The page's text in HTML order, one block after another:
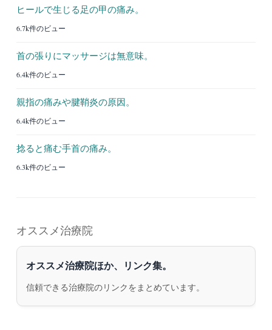
ヒールで生じる足の甲の痛み。
6.7k件のビュー
首の張りにマッサージは無意味。
6.4k件のビュー
親指の痛みや腱鞘炎の原因。
6.4k件のビュー
捻ると痛む手首の痛み。
6.3k件のビュー
オススメ治療院
オススメ治療院ほか、リンク集。
信頼できる治療院のリンクをまとめています。